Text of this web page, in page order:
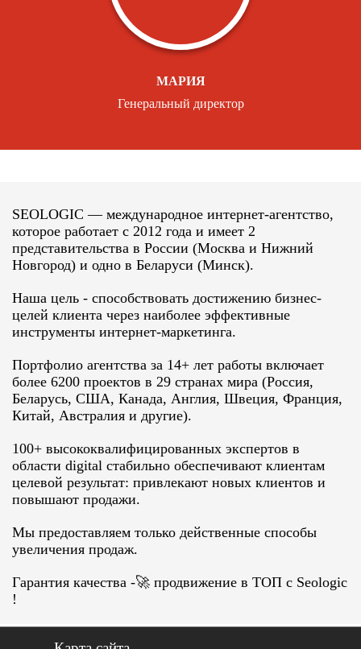
МАРИЯ
Генеральный директор
SEOLOGIC — международное интернет-агентство,
которое работает с 2012 года и имеет 2
представительства в России (Москва и Нижний
Новгород) и одно в Беларуси (Минск).
Наша цель - способствовать достижению бизнес-
целей клиента через наиболее эффективные
инструменты интернет-маркетинга.
Портфолио агентства за 14+ лет работы включает
более 6200 проектов в 29 странах мира (Россия,
Беларусь, США, Канада, Англия, Швеция, Франция,
Китай, Австралия и другие).
100+ высококвалифицированных экспертов в
области digital стабильно обеспечивают клиентам
целевой результат: привлекают новых клиентов и
повышают продажи.
Мы предоставляем только действенные способы
увеличения продаж.
Гарантия качества -🚀 продвижение в ТОП с Seologic
!